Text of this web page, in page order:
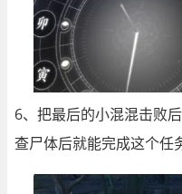
6、把最后的小混混击败
查尸体后就能完成这个任